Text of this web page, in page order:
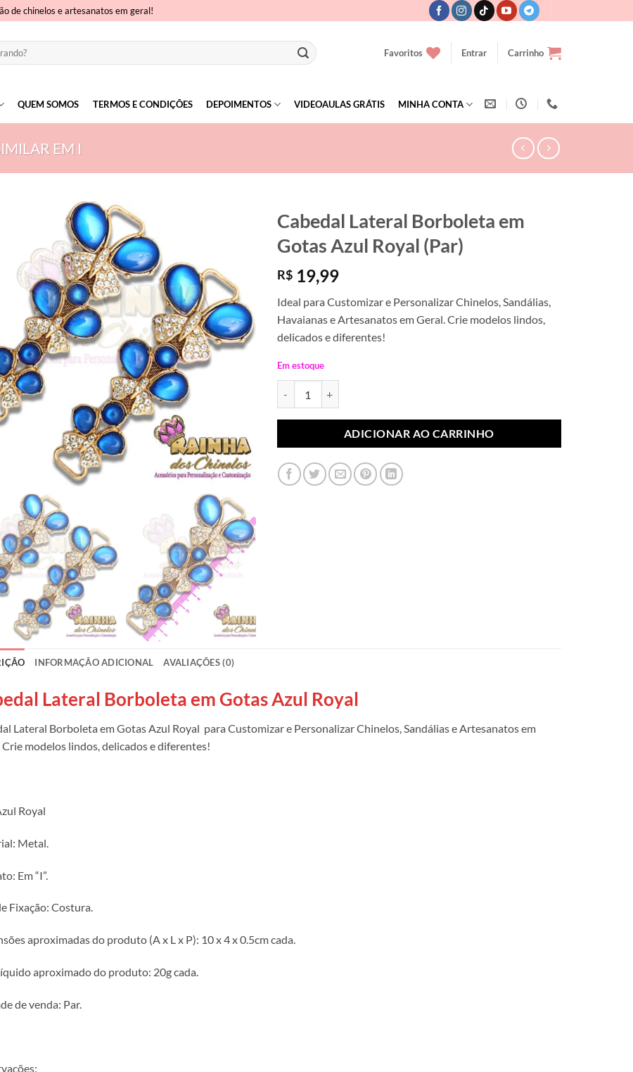
de chinelos e artesanatos em geral!
Favoritos Entrar Carrinho
QUEM SOMOS TERMOS E CONDIÇÕES DEPOIMENTOS VIDEOAULAS GRÁTIS MINHA CONTA
EM I
Cabedal Lateral Borboleta em
Gotas Azul Royal (Par)
R$19,99
Ideal para Customizar e Personalizar Chinelos, Sandálias,
Havaianas e Artesanatos em Geral. Crie modelos lindos,
delicados e diferentes!
Em estoque
ADICIONAR AO CARRINHO
INFORMAÇÃO ADICIONAL AVALIAÇÕES (0)
Lateral Borboleta em Gotas Azul Royal
Lateral Borboleta em Gotas Azul Royal para Customizar e Personalizar Chinelos, Sandálias e Artesanatos em
Crie modelos lindos, delicados e diferentes!
Royal
Metal.
Em “I”.
Fixação: Costura.
aproximadas do produto (A x L x P): 10 x 4 x 0.5cm cada.
aproximado do produto: 20g cada.
de venda: Par.